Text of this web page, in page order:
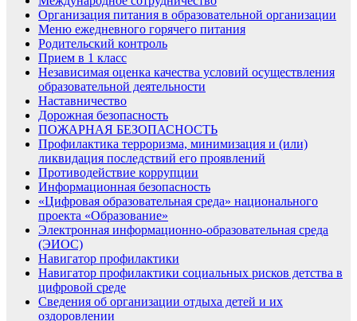
Организация питания в образовательной организации
Меню ежедневного горячего питания
Родительский контроль
Прием в 1 класс
Независимая оценка качества условий осуществления
образовательной деятельности
Наставничество
Дорожная безопасность
ПОЖАРНАЯ БЕЗОПАСНОСТЬ
Профилактика терроризма, минимизация и (или)
ликвидация последствий его проявлений
Противодействие коррупции
Информационная безопасность
«Цифровая образовательная среда» национального
проекта «Образование»
Электронная информационно-образовательная среда
(ЭИОС)
Навигатор профилактики
Навигатор профилактики социальных рисков детства в
цифровой среде
Сведения об организации отдыха детей и их
оздоровлении